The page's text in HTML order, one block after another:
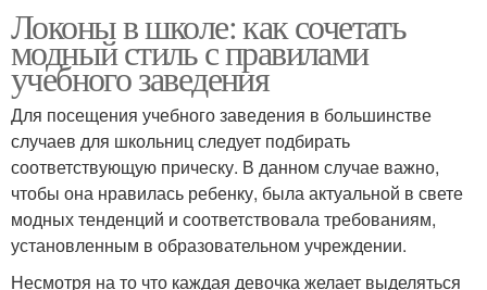
Эльфийская прическа
Прическа с
использованием
Детские прически
Прически в домашних
условиях
Локоны в школе: как сочетать
модный стиль с правилами
учебного заведения
Для посещения учебного заведения в большинстве
случаев для школьниц следует подбирать
соответствующую прическу. В данном случае важно,
чтобы она нравилась ребенку, была актуальной в свете
модных тенденций и соответствовала требованиям,
установленным в образовательном учреждении.
Несмотря на то что каждая девочка желает выделяться